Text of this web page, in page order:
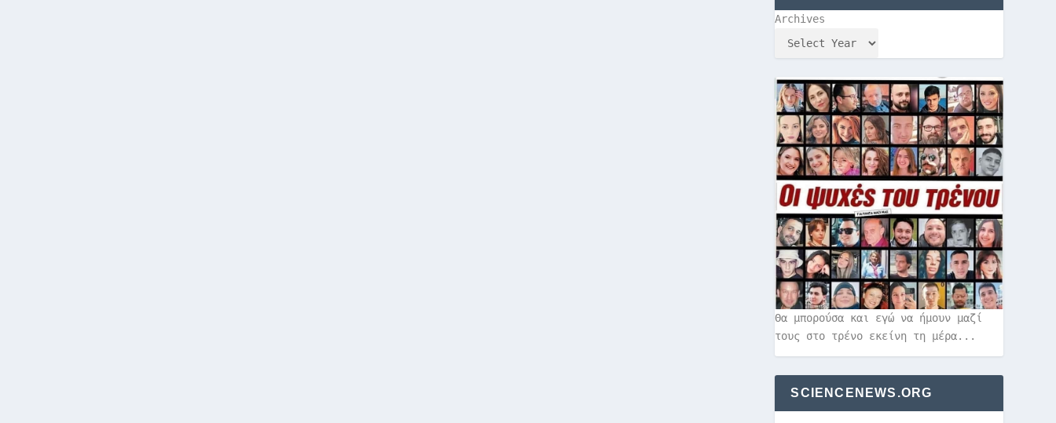
Archives
Θα μπορούσα και εγώ να ήμουν μαζί
τους στο τρένο εκείνη τη μέρα...
SCIENCENEWS.ORG